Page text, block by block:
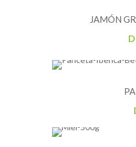
JAMÓN